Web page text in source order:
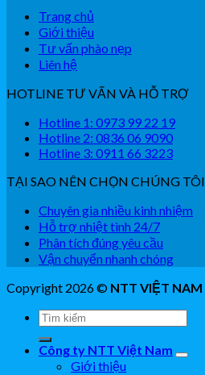
Trang chủ
Giới thiệu
Tư vấn phào nẹp
Liên hệ
HOTLINE TƯ VẤN VÀ HỖ TRỢ
Hotline 1: 0973 99 22 19
Hotline 2: 0836 06 9090
Hotline 3: 0911 66 3223
TẠI SAO NÊN CHỌN CHÚNG TÔI
Chuyên gia nhiều kinh nhiệm
Hỗ trợ nhiệt tình 24/7
Phân tích đúng yêu cầu
Vận chuyển nhanh chóng
Copyright 2026 © NTT VIỆT NAM
Công ty NTT Việt Nam
Giới thiệu